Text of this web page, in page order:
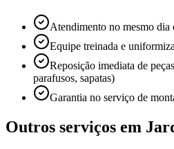
Atendimento no mesmo dia
Equipe treinada e
Reposição imediata de
parafusos, sapatas)
Garantia no serviço de
Outros serviços em